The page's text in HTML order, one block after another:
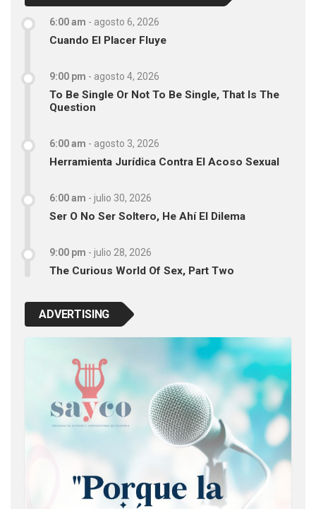
6:00 am - agosto 6, 2026
Cuando El Placer Fluye
9:00 pm - agosto 4, 2026
To Be Single Or Not To Be Single, That Is The
Question
6:00 am - agosto 3, 2026
Herramienta Jurídica Contra El Acoso Sexual
6:00 am - julio 30, 2026
Ser O No Ser Soltero, He Ahí El Dilema
9:00 pm - julio 28, 2026
The Curious World Of Sex, Part Two
ADVERTISING